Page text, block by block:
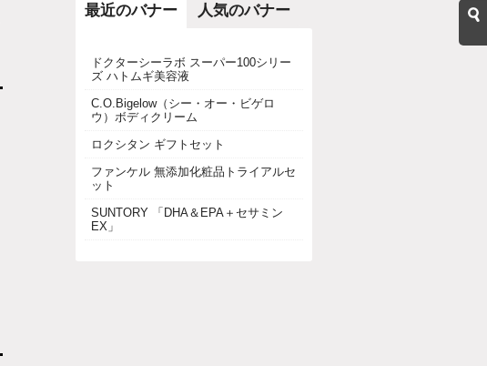
最近のバナー 人気のバナー
ドクターシーラボ スーパー100シリー
ズ ハトムギ美容液
C.O.Bigelow（シー・オー・ビゲロ
ウ）ボディクリーム
ロクシタン ギフトセット
ファンケル 無添加化粧品トライアルセ
ット
SUNTORY 「DHA＆EPA＋セサミン
EX」